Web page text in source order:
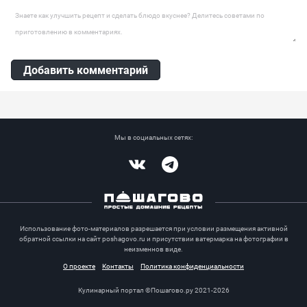
Оставить комментарий
Добавить комментарий
Мы в социальных сетях:
Использование фото-материалов разрешается при условии размещения активной
обратной ссылки на сайт poshagovo.ru и присутствии ватермарка на фотографии в
неизменнов виде.
О проекте
Контакты Политика конфиденциальности
Кулинарный портал ©Пошагово.ру 2021-2026